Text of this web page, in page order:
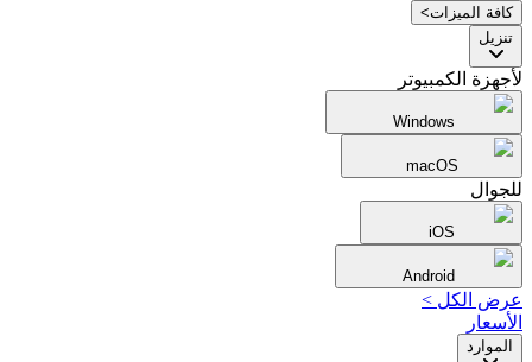
كافة الميزات>
تنزيل
لأجهزة الكمبيوتر
Windows
macOS
للجوال
iOS
Android
عرض الكل >
الأسعار
الموارد